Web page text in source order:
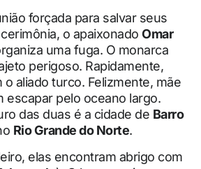
forçada para salvar seus
o apaixonado Omar
uma fuga. O monarca
perigoso. Rapidamente,
aliado turco. Felizmente, mãe
escapar pelo oceano largo.
das duas é a cidade de Barro
Rio Grande do Norte.
elas encontram abrigo com